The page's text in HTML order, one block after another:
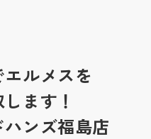
ルメスを
ます！
ンズ福島店